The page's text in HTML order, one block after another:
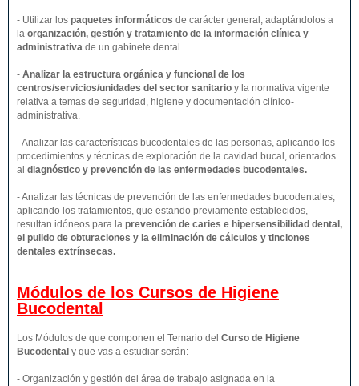
- Utilizar los paquetes informáticos de carácter general, adaptándolos a
la organización, gestión y tratamiento de la información clínica y
administrativa de un gabinete dental.
- Analizar la estructura orgánica y funcional de los
centros/servicios/unidades del sector sanitario y la normativa vigente
relativa a temas de seguridad, higiene y documentación clínico-
administrativa.
- Analizar las características bucodentales de las personas, aplicando los
procedimientos y técnicas de exploración de la cavidad bucal, orientados
al diagnóstico y prevención de las enfermedades bucodentales.
- Analizar las técnicas de prevención de las enfermedades bucodentales,
aplicando los tratamientos, que estando previamente establecidos,
resultan idóneos para la prevención de caries e hipersensibilidad dental,
el pulido de obturaciones y la eliminación de cálculos y tinciones
dentales extrínsecas.
Módulos de los Cursos de Higiene
Bucodental
Los Módulos de que componen el Temario del Curso de Higiene
Bucodental y que vas a estudiar serán:
- Organización y gestión del área de trabajo asignada en la